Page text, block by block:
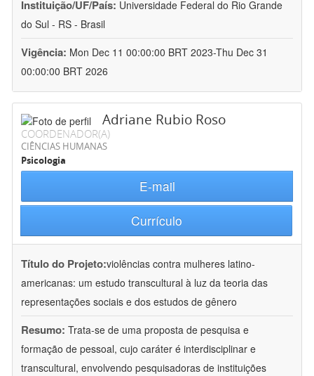
Instituição/UF/País: Universidade Federal do Rio Grande
do Sul - RS - Brasil
Vigência: Mon Dec 11 00:00:00 BRT 2023-Thu Dec 31
00:00:00 BRT 2026
Adriane Rubio Roso
COORDENADOR(A)
CIÊNCIAS HUMANAS
Psicologia
E-mail
Currículo
Título do Projeto:violências contra mulheres latino-
americanas: um estudo transcultural à luz da teoria das
representações sociais e dos estudos de gênero
Resumo: Trata-se de uma proposta de pesquisa e
formação de pessoal, cujo caráter é interdisciplinar e
transcultural, envolvendo pesquisadoras de instituições